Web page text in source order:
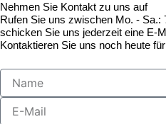
Nehmen Sie Kontakt zu uns auf
Rufen Sie uns zwischen Mo. - Sa.:
schicken Sie uns jederzeit eine E-
Kontaktieren Sie uns noch heute